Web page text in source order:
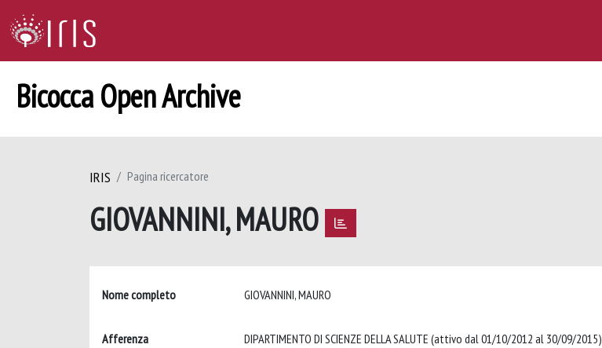
Bicocca Open Archive
IRIS Pagina ricercatore
GIOVANNINI, MAURO
Nome completo GIOVANNINI, MAURO
Afferenza DIPARTIMENTO DI SCIENZE DELLA SALUTE (attivo dal 01/10/2012 al 30/09/2015)